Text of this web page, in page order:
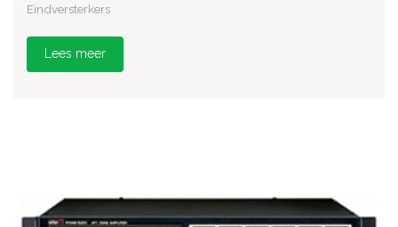
Eindversterkers
Lees meer